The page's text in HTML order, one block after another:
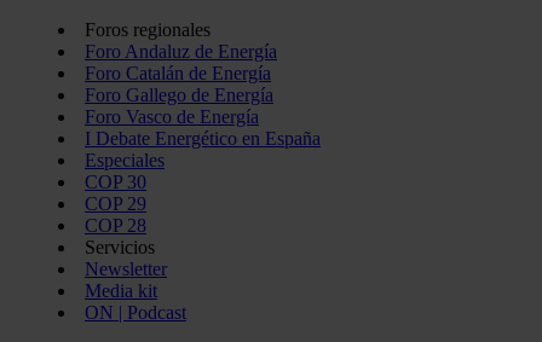
Foros regionales
Foro Andaluz de Energía
Foro Catalán de Energía
Foro Gallego de Energía
Foro Vasco de Energía
I Debate Energético en España
Especiales
COP 30
COP 29
COP 28
Servicios
Newsletter
Media kit
ON | Podcast